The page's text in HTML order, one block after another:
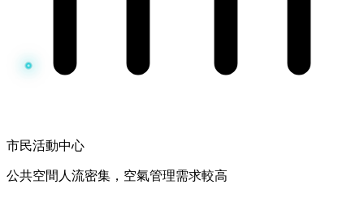
市民活動中心
公共空間人流密集，空氣管理需求較高